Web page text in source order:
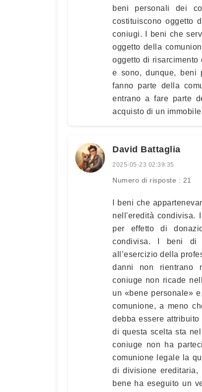
beni personali dei
costituiscono oggetto
coniugi. I beni che
oggetto della
oggetto di risarcimento
e sono, dunque, beni
fanno parte della
entrano a fare parte
acquisto di un
David Battaglia
2025-05-23 02:39:35
Numero di risposte : 21
I beni che
nell'eredità condivisa.
per effetto di
condivisa. I beni di
all’esercizio della
danni non rientrano
coniuge non ricade
un «bene personale»
comunione, a meno
debba essere
di questa scelta sta
coniuge non ha
comunione legale la
di divisione ereditaria,
bene ha eseguito un